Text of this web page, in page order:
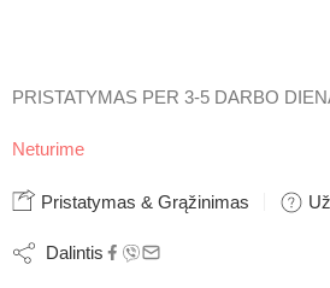
PRISTATYMAS PER 3-5 DARBO
Neturime
Pristatymas & Grąžinimas
Dalintis